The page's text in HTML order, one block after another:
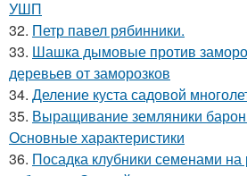
УШП
32. Петр павел рябинники.
33. Шашка дымовые против
деревьев от заморозков
34. Деление куста садовой
35. Выращивание земляники
Основные характеристики
36. Посадка клубники семенами